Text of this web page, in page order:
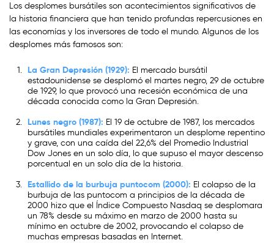
Los desplomes bursátiles son acontecimientos significativos de
la historia financiera que han tenido profundas repercusiones en
las economías y los inversores de todo el mundo. Algunos de los
desplomes más famosos son:
La Gran Depresión (1929): El mercado bursátil
estadounidense se desplomó el martes negro, 29 de octubre
de 1929, lo que provocó una recesión económica de una
década conocida como la Gran Depresión.
Lunes negro (1987): El 19 de octubre de 1987, los mercados
bursátiles mundiales experimentaron un desplome repentino
y grave, con una caída del 22,6% del Promedio Industrial
Dow Jones en un solo día, lo que supuso el mayor descenso
porcentual en un solo día de la historia.
Estallido de la burbuja puntocom (2000): El colapso de la
burbuja de las puntocom a principios de la década de
2000 hizo que el Índice Compuesto Nasdaq se desplomara
un 78% desde su máximo en marzo de 2000 hasta su
mínimo en octubre de 2002, provocando el colapso de
muchas empresas basadas en Internet.